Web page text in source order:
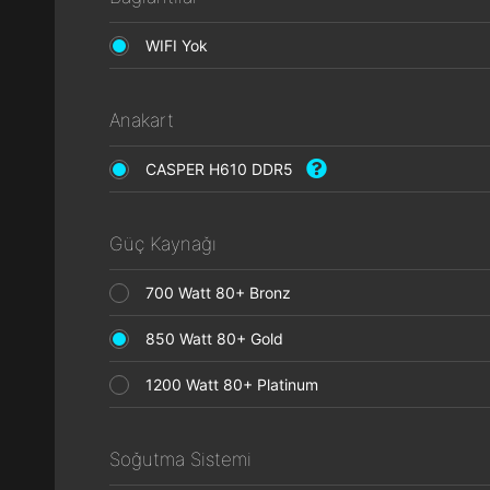
WIFI Yok
Anakart
CASPER H610 DDR5
Güç Kaynağı
700 Watt 80+ Bronz
850 Watt 80+ Gold
1200 Watt 80+ Platinum
Soğutma Sistemi